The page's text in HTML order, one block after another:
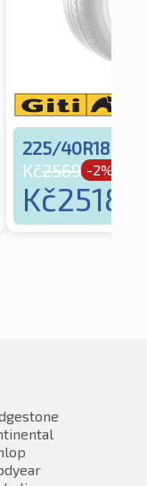
225/40R18 92Y
Kč2569 -2%
Kč2518